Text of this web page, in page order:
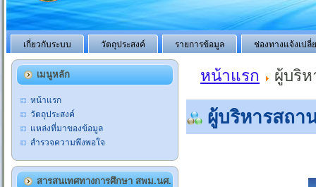
เกี่ยวกับระบบ วัตถุประสงค์ รายการข้อมูล ช่องทางแจ้งเป
เมนูหลัก
หน้าแรก
วัตถุประสงค์
แหล่งที่มาของข้อมูล
สำรวจความพึงพอใจ
สารสนเทศทางการศึกษา สพม.นศ.
หน้าแรก ผู้บริ
ผู้บริหารสถา